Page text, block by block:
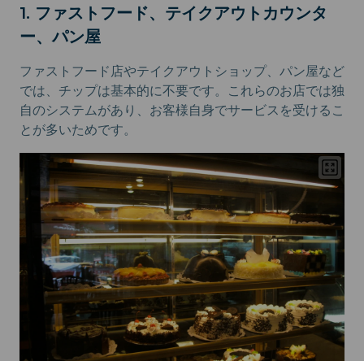
1. ファストフード、テイクアウトカウンタ
ー、パン屋
ファストフード店やテイクアウトショップ、パン屋など
では、チップは基本的に不要です。これらのお店では独
自のシステムがあり、お客様自身でサービスを受けるこ
とが多いためです。